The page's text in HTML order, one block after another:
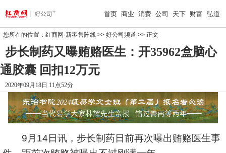
首页 商业 消费 公司 天下 财富 弘道
您所在的位置： 红商网·新零售阵线 >> 好公司频道 >> 正文
步长制药又曝贿赂医生：开35962盒脑心
通胶囊 回扣12万元
2020年09月18日 11点52分
9月14日讯，步长制药日前再次曝出贿赂医生事